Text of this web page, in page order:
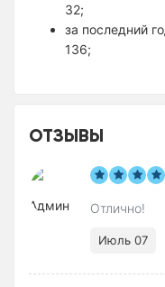
32;
за последний
136;
ОТЗЫВЫ
Отлично!
Июль 07